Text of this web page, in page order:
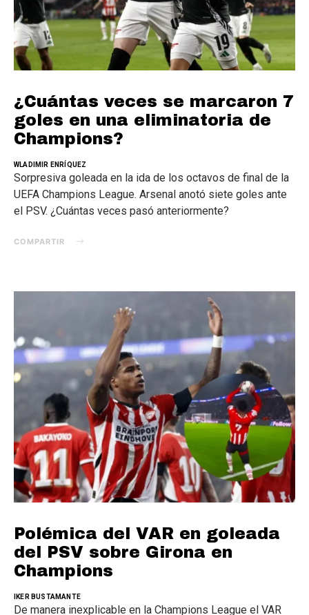
¿Cuántas veces se marcaron 7
goles en una eliminatoria de
Champions?
WLADIMIR ENRÍQUEZ
Sorpresiva goleada en la ida de los octavos de final de la
UEFA Champions League. Arsenal anotó siete goles ante
el PSV. ¿Cuántas veces pasó anteriormente?
COMPARTIR
Polémica del VAR en goleada
del PSV sobre Girona en
Champions
IKER BUSTAMANTE
De manera inexplicable en la Champions League el VAR